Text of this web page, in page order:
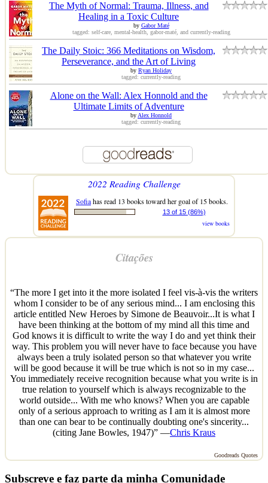
The Myth of Normal: Trauma, Illness, and
Healing in a Toxic Culture
by Gabor Maté
tagged: self-care, mental-health, gabor-maté, and currently-reading
The Daily Stoic: 366 Meditations on Wisdom,
Perseverance, and the Art of Living
by Ryan Holiday
tagged: currently-reading
Alone on the Wall: Alex Honnold and the
Ultimate Limits of Adventure
byAlex Honnold
tagged: currently-reading
2022 Reading Challenge
Sofiahas read 13 books toward her goal of 15 books.
13 of 15 (86%)
view books
Citações
“The more I get into it the more isolated I feel vis-à-vis the writers
whom I consider to be of any serious mind... I am enclosing this
article entitled New Heroes by Simone de Beauvoir...It is what I
have been thinking at the bottom of my mind all this time and
God knows it is difficult to write the way I do and yet think their
way. This problem you will never have to face because you have
always been a truly isolated person so that whatever you write
will be good because it will be true which is not so in my case...
You immediately receive recognition because what you write is in
true relation to yourself which is always recognizable to the
world outside... With me who knows? When you are capable
only of a serious approach to writing as I am it is almost more
than one can bear to be continually doubting one's sincerity...
(citing Jane Bowles, 1947)” —Chris Kraus
Goodreads Quotes
Subscreve e faz parte da minha Comunidade